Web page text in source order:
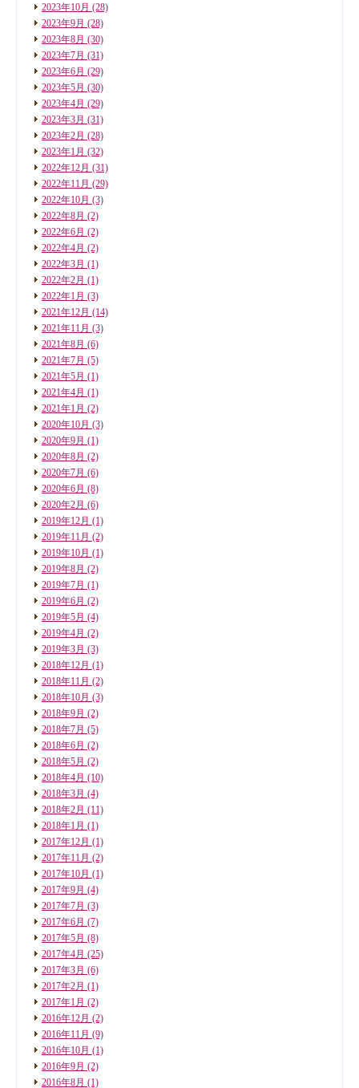
2023年10月 (28)
2023年9月 (28)
2023年8月 (30)
2023年7月 (31)
2023年6月 (29)
2023年5月 (30)
2023年4月 (29)
2023年3月 (31)
2023年2月 (28)
2023年1月 (32)
2022年12月 (31)
2022年11月 (29)
2022年10月 (3)
2022年8月 (2)
2022年6月 (2)
2022年4月 (2)
2022年3月 (1)
2022年2月 (1)
2022年1月 (3)
2021年12月 (14)
2021年11月 (3)
2021年8月 (6)
2021年7月 (5)
2021年5月 (1)
2021年4月 (1)
2021年1月 (2)
2020年10月 (3)
2020年9月 (1)
2020年8月 (2)
2020年7月 (6)
2020年6月 (8)
2020年2月 (6)
2019年12月 (1)
2019年11月 (2)
2019年10月 (1)
2019年8月 (2)
2019年7月 (1)
2019年6月 (2)
2019年5月 (4)
2019年4月 (2)
2019年3月 (3)
2018年12月 (1)
2018年11月 (2)
2018年10月 (3)
2018年9月 (2)
2018年7月 (5)
2018年6月 (2)
2018年5月 (2)
2018年4月 (10)
2018年3月 (4)
2018年2月 (11)
2018年1月 (1)
2017年12月 (1)
2017年11月 (2)
2017年10月 (1)
2017年9月 (4)
2017年7月 (3)
2017年6月 (7)
2017年5月 (8)
2017年4月 (25)
2017年3月 (6)
2017年2月 (1)
2017年1月 (2)
2016年12月 (2)
2016年11月 (9)
2016年10月 (1)
2016年9月 (2)
2016年8月 (1)